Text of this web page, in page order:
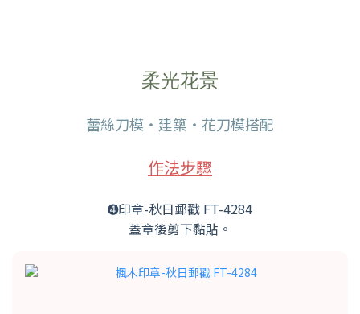
柔光花景
蕾絲刀模・建築・花刀模搭配
作法步驟
➍印章-秋日郵戳 FT-4284
蓋章後剪下黏貼。